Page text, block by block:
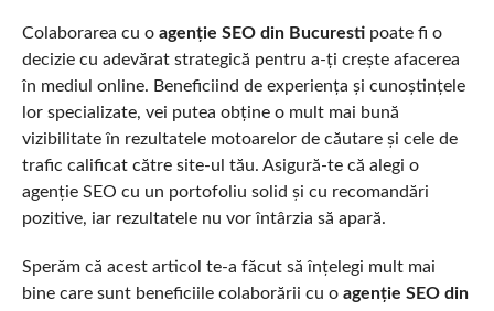
Colaborarea cu o agenție SEO din Bucurestipoate fi o
decizie cu adevărat strategică pentru a-ți crește afacerea
în mediul online. Beneficiind de experiența și cunoștințele
lor specializate, vei putea obține o mult mai bună
vizibilitate în rezultatele motoarelor de căutare și cele de
trafic calificat către site-ul tău. Asigură-te că alegi o
agenție SEO cu un portofoliu solid și cu recomandări
pozitive, iar rezultatele nu vor întârzia să apară.
Sperăm că acest articol te-a făcut să înțelegi mult mai
bine care sunt beneficiile colaborării cu o agenție SEO din